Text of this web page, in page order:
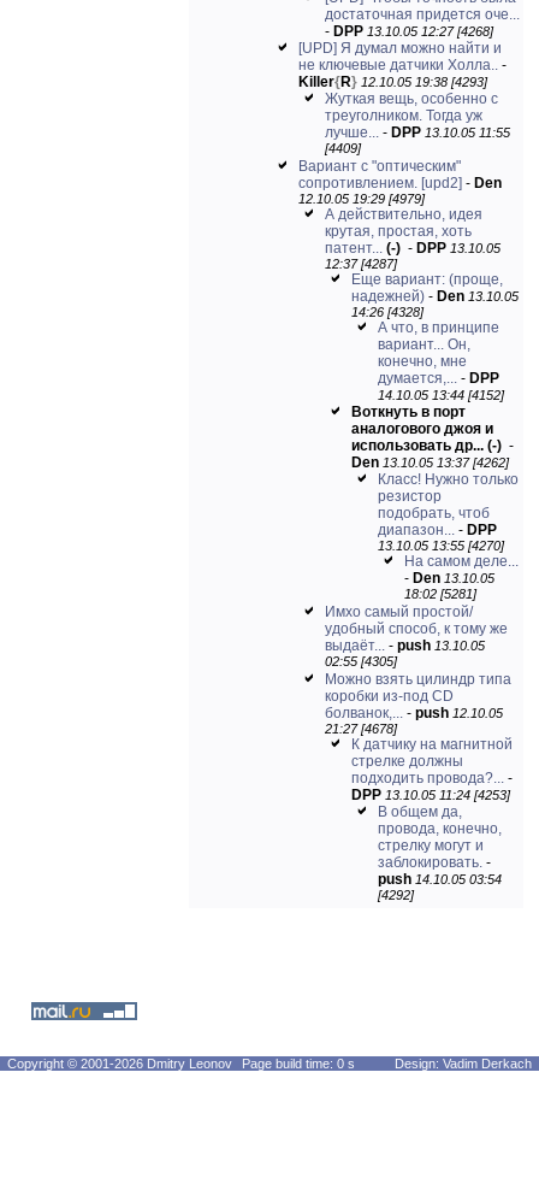
достаточная придется оче...
- DPP 13.10.05 12:27 [4268]
[UPD] Я думал можно найти и
не ключевые датчики Холла.. -
Killer{R} 12.10.05 19:38 [4293]
Жуткая вещь, особенно с
треуголником. Тогда уж
лучше... - DPP 13.10.05 11:55
[4409]
Вариант с "оптическим"
сопротивлением. [upd2] - Den
12.10.05 19:29 [4979]
А действительно, идея
крутая, простая, хоть
патент... (-) - DPP 13.10.05
12:37 [4287]
Еще вариант: (проще,
надежней) - Den 13.10.05
14:26 [4328]
А что, в принципе
вариант... Он,
конечно, мне
думается,... - DPP
14.10.05 13:44 [4152]
Воткнуть в порт
аналогового джоя и
использовать др... (-) -
Den 13.10.05 13:37 [4262]
Класс! Нужно только
резистор
подобрать, чтоб
диапазон... - DPP
13.10.05 13:55 [4270]
На самом деле...
- Den 13.10.05
18:02 [5281]
Имхо самый простой/
удобный способ, к тому же
выдаёт... - push 13.10.05
02:55 [4305]
Можно взять цилиндр типа
коробки из-под CD
болванок,... - push 12.10.05
21:27 [4678]
К датчику на магнитной
стрелке должны
подходить провода?... -
DPP 13.10.05 11:24 [4253]
В общем да,
провода, конечно,
стрелку могут и
заблокировать. -
push 14.10.05 03:54
[4292]
Copyright © 2001-2026 Dmitry Leonov Page build time: 0 s Design: Vadim Derkach